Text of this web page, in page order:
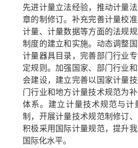
先进计量立法经验，推动计量
章的制修订。补充完善计量校
计量、计量数据等方面的法规
制度的建立和实施。动态调整
计量器具目录，完善部门行业
定规则。加强国家、部门行业
会建设，建立完善以国家计量
门行业和地方计量技术规范为
体系。建立计量技术规范与计
制，开展计量技术规范制修订、
积极采用国际计量规范，提升
国际化水平。